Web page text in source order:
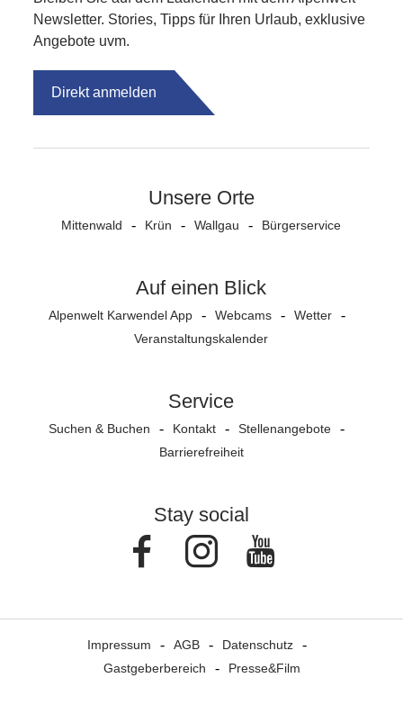
Newsletter. Stories, Tipps für Ihren Urlaub, exklusive
Angebote uvm.
Direkt anmelden
Unsere Orte
Mittenwald Krün Wallgau Bürgerservice
Auf einen Blick
Alpenwelt Karwendel App Webcams
Wetter
Veranstaltungs­kalender
Service
Suchen & Buchen Kontakt
Stellenangebote
Barrierefreiheit
Stay social
FacebookInstagram
Impressum AGB
Datenschutz
Gastgeberbereich
Presse&Film